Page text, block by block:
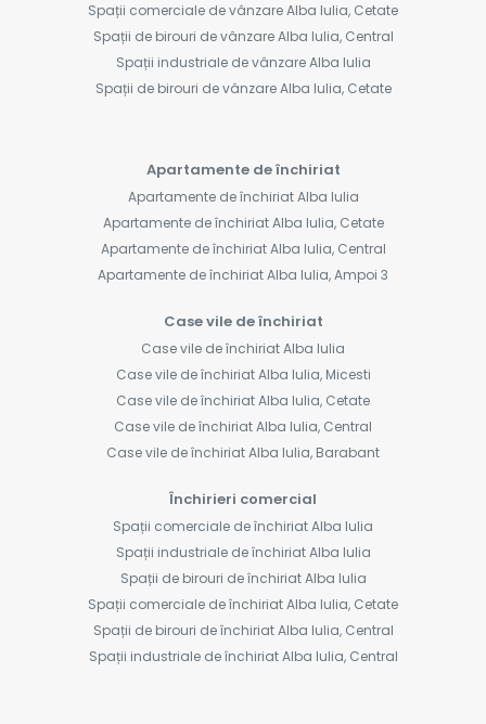
Spații comerciale de vânzare Alba Iulia, Cetate
Spații de birouri de vânzare Alba Iulia, Central
Spații industriale de vânzare Alba Iulia
Spații de birouri de vânzare Alba Iulia, Cetate
Apartamente de închiriat
Apartamente de închiriat Alba Iulia
Apartamente de închiriat Alba Iulia, Cetate
Apartamente de închiriat Alba Iulia, Central
Apartamente de închiriat Alba Iulia, Ampoi 3
Case vile de închiriat
Case vile de închiriat Alba Iulia
Case vile de închiriat Alba Iulia, Micesti
Case vile de închiriat Alba Iulia, Cetate
Case vile de închiriat Alba Iulia, Central
Case vile de închiriat Alba Iulia, Barabant
Închirieri comercial
Spații comerciale de închiriat Alba Iulia
Spații industriale de închiriat Alba Iulia
Spații de birouri de închiriat Alba Iulia
Spații comerciale de închiriat Alba Iulia, Cetate
Spații de birouri de închiriat Alba Iulia, Central
Spații industriale de închiriat Alba Iulia, Central